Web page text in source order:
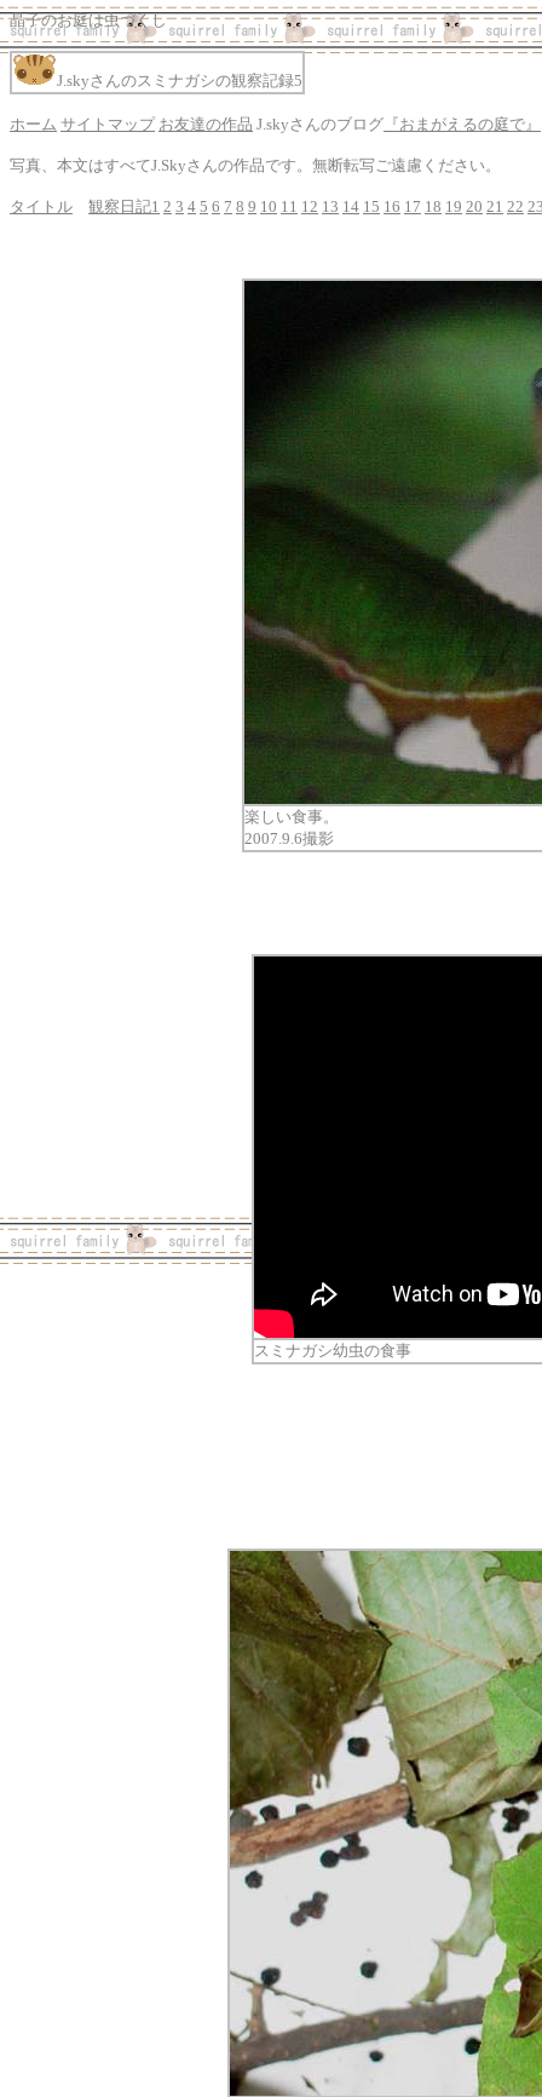
晶子のお庭は虫づくし
J.skyさんのスミナガシの観察記録5
ホーム サイトマップ お友達の作品 J.skyさんのブログ 『おまがえるの庭で』
写真、本文はすべてJ.Skyさんの作品です。無断転写ご遠慮ください。
タイトル 観察日記1 2 3 4 5 6 7 8 9 10 11 12 13 14 15 16 17 18 19 20 21 22
楽しい食事。
2007.9.6撮影
スミナガシ幼虫の食事